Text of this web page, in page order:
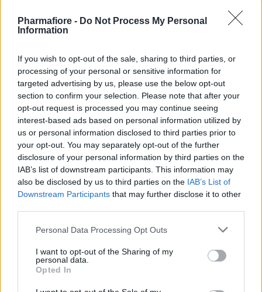
Pharmafiore - Do Not Process My Personal
Information
If you wish to opt-out of the sale, sharing to third parties, or
processing of your personal or sensitive information for
targeted advertising by us, please use the below opt-out
section to confirm your selection. Please note that after your
opt-out request is processed you may continue seeing
interest-based ads based on personal information utilized by
us or personal information disclosed to third parties prior to
your opt-out. You may separately opt-out of the further
disclosure of your personal information by third parties on the
IAB’s list of downstream participants. This information may
also be disclosed by us to third parties on the IAB’s List of
Downstream Participants that may further disclose it to other
Please note that this website/app uses one or more Google
not limited to your visit or usage behaviour. You may click to
grant or deny consent to Google and its third-party tags to
use your data for below specified purposes in below Google
consent section.
Personal Data Processing Opt Outs
I want to opt-out of the Sharing of my
personal data.
Opted In
Bendaggi, Garze e Medicazioni > Bendaggi
Optical Occlusivo Cerotto Benda Oculare
Adesivo con Feltro Nero - 5,7cm x 8,2cm
- PHARMAFIORE
Ideale per Il Trattamento di Strabismo e
Ambliopia.